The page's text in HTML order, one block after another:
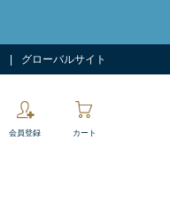
グローバルサイト
会員登録 カート